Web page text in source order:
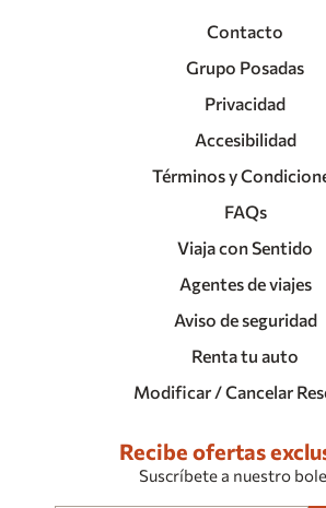
Contacto
Grupo Posadas
Privacidad
Accesibilidad
Términos y
FAQs
Viaja con Sentido
Agentes de viajes
Aviso de seguridad
Renta tu auto
Modificar / Cancelar
Recibe ofertas
Suscríbete a nuestro